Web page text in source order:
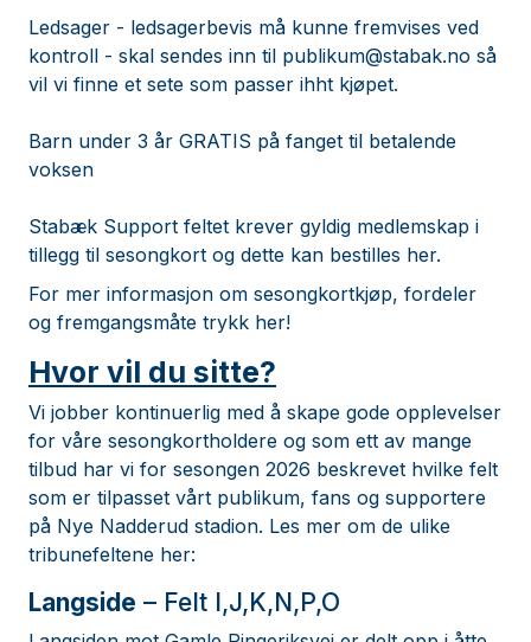
Ledsager - ledsagerbevis må kunne fremvises ved
kontroll - skal sendes inn til publikum@stabak.no så
vil vi finne et sete som passer ihht kjøpet.
Barn under 3 år GRATIS på fanget til betalende
voksen
Stabæk Support feltet krever gyldig medlemskap i
tillegg til sesongkort og dette kan bestilles her.
For mer informasjon om sesongkortkjøp, fordeler
og fremgangsmåte trykk her!
Hvor vil du sitte?
Vi jobber kontinuerlig med å skape gode opplevelser
for våre sesongkortholdere og som ett av mange
tilbud har vi for sesongen 2026 beskrevet hvilke felt
som er tilpasset vårt publikum, fans og supportere
på Nye Nadderud stadion. Les mer om de ulike
tribunefeltene her:
Langside – Felt I,J,K,N,P,O